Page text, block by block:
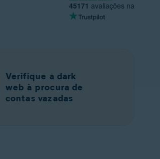
45171 avaliações na
Verifique a dark
web à procura de
contas vazadas